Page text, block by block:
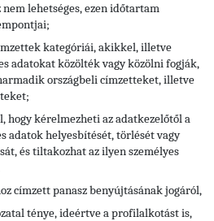
lehetséges, ezen időtartam
kategóriái, akikkel, illetve
adatokat közölték vagy közölni fogják,
országbeli címzetteket, illetve
hogy kérelmezheti az adatkezelőtől a
adatok helyesbítését, törlését vagy
és tiltakozhat az ilyen személyes
címzett panasz benyújtásának jogáról,
ténye, ideértve a profilalkotást is,